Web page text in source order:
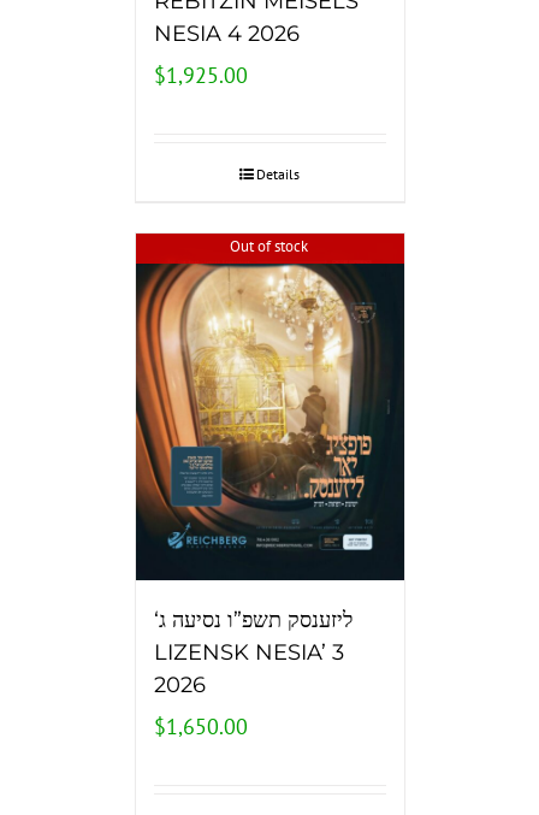
NESIA 4 2026
$1,925.00
Details
Out of stock
‘ליזענסק תשפ”ו נסיעה ג
LIZENSK NESIA’ 3
2026
$1,650.00